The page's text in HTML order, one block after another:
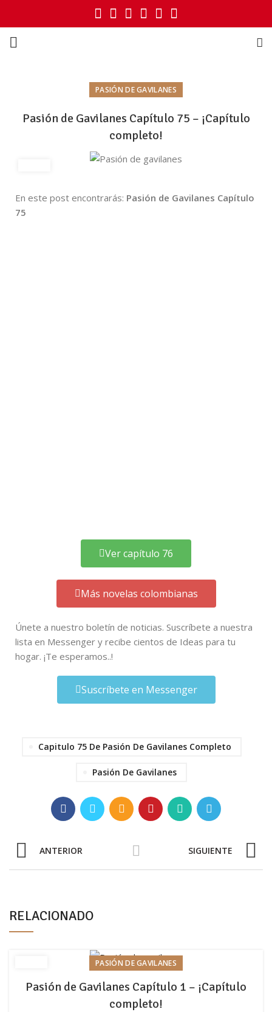
PASIÓN DE GAVILANES
Pasión de Gavilanes Capítulo 75 – ¡Capítulo
completo!
En este post encontrarás: Pasión de Gavilanes Capítulo
75
Ver capítulo 76
Más novelas colombianas
Únete a nuestro boletín de noticias. Suscríbete a nuestra
lista en Messenger y recibe cientos de Ideas para tu
hogar. ¡Te esperamos..!
Suscríbete en Messenger
Capitulo 75 De Pasión De Gavilanes Completo
Pasión De Gavilanes
ANTERIOR SIGUIENTE
RELACIONADO
PASIÓN DE GAVILANES
Pasión de Gavilanes Capítulo 1 – ¡Capítulo
completo!